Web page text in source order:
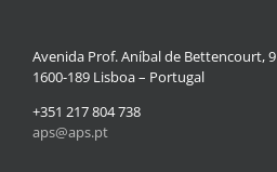
Avenida Prof. Aníbal de Bettencourt, 9
1600-189 Lisboa – Portugal
+351 217 804 738
aps@aps.pt